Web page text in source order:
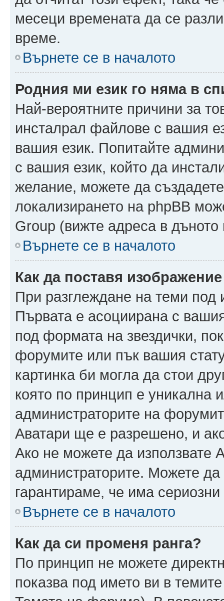
месеци времената да се
време.
Върнете се в началото
Родния ми език го няма в
Най-вероятните причини за
инсталрал файлове с вашия
вашия език. Попитайте
с вашия език, който да
желание, можете да
локализирането на phpBB
Group (вижте адреса в дъното
Върнете се в началото
Как да поставя
При разглеждане на теми под
Първата е асоциирана с
под формата на звездички,
форумите или пък вашия
картинка би могла да стои
която по принцип е уникална
администраторите на
Аватари ще е разрешено, и
Ако не можете да използвате
администраторите. Можете да
гарантираме, че има сериозни
Върнете се в началото
Как да си променя ранга?
По принцип не можете
показва под името ви в